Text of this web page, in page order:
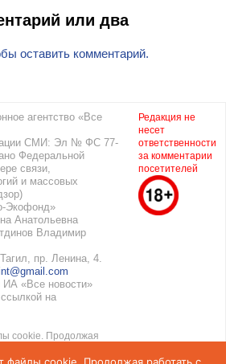
или два
оставить комментарий.
агентство «Все
СМИ: Эл № ФС 77-
Федеральной
связи,
и массовых
Экофонд»
Анатольевна
Владимир
пр. Ленина, 4.
ИА «Все новости»
на
cookie. Продолжая
Редакция не
несет
ответственности
за комментарии
посетителей